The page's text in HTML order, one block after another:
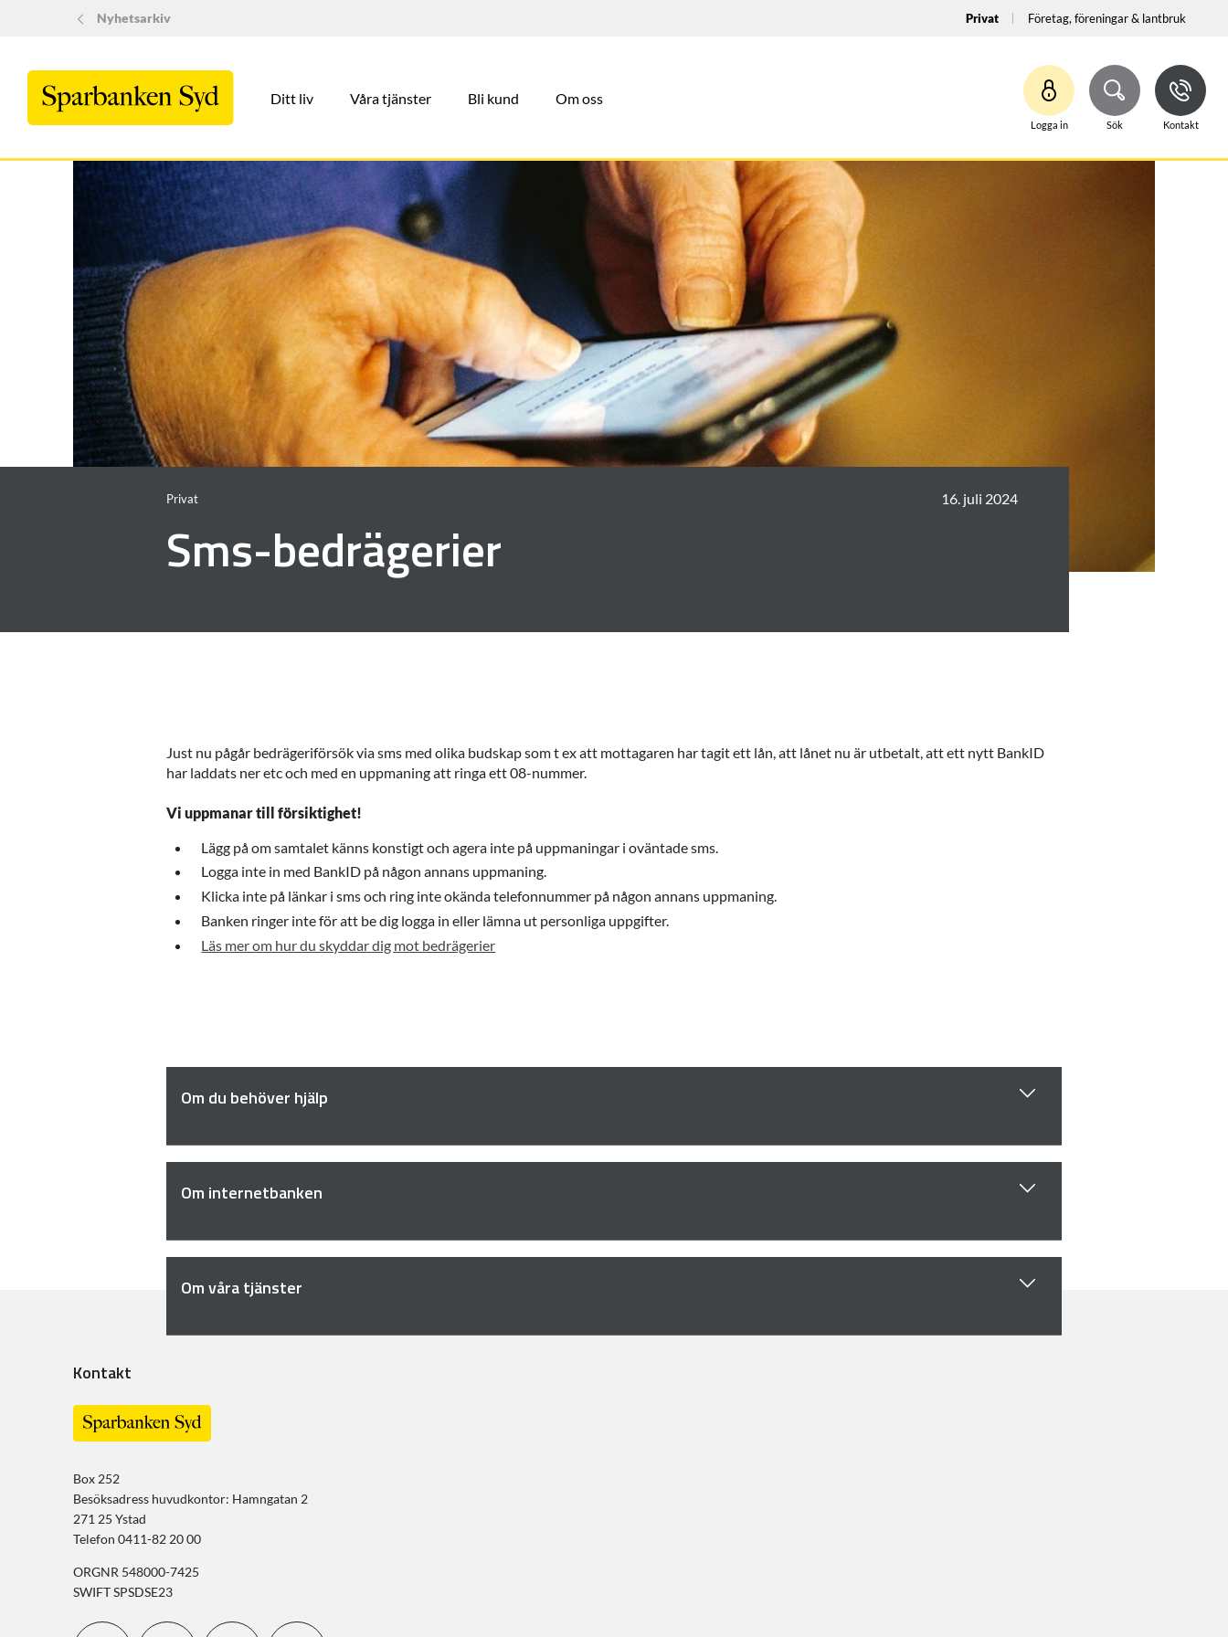
Nyhetsarkiv Privat Företag, föreningar & lantbruk
Ditt liv Våra tjänster Bli kund Om oss
Logga in Sök Kontakt
Privat
Sms-bedrägerier
16. juli 2024
Just nu pågår bedrägeriförsök via sms med olika budskap som t ex att mottagaren har tagit ett lån, att lånet nu är utbetalt, att ett nytt BankID
har laddats ner etc och med en uppmaning att ringa ett 08-nummer.
Vi uppmanar till försiktighet!
Lägg på om samtalet känns konstigt och agera inte på uppmaningar i oväntade sms.
Logga inte in med BankID på någon annans uppmaning.
Klicka inte på länkar i sms och ring inte okända telefonnummer på någon annans uppmaning.
Banken ringer inte för att be dig logga in eller lämna ut personliga uppgifter.
Läs mer om hur du skyddar dig mot bedrägerier
Om du behöver hjälp
Om internetbanken
Om våra tjänster
Kontakt
Box 252
Besöksadress huvudkontor: Hamngatan 2
271 25 Ystad
Telefon 0411-82 20 00
ORGNR 548000-7425
SWIFT SPSDSE23